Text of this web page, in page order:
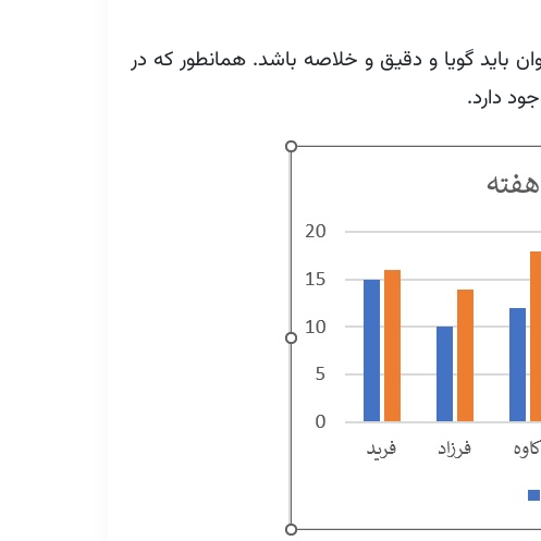
باید گویا و دقیق و خلاصه باشد. همانطور که در